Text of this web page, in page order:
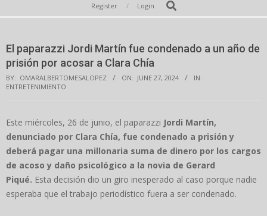
Navigation
Register Login Search
El paparazzi Jordi Martín fue condenado a un año de
prisión por acosar a Clara Chía
BY: OMARALBERTOMESALOPEZ ON: JUNE 27, 2024
IN:
ENTRETENIMIENTO
Este miércoles, 26 de junio, el paparazzi Jordi Martín,
denunciado por Clara Chía, fue condenado a prisión y
deberá pagar una millonaria suma de dinero por los cargos
de acoso y daño psicológico a la novia de Gerard
Piqué. Esta decisión dio un giro inesperado al caso porque nadie
esperaba que el trabajo periodístico fuera a ser condenado.